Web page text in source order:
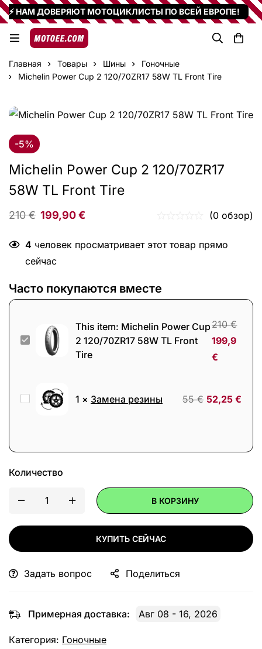
⚡ НАМ ДОВЕРЯЮТ МОТОЦИКЛИСТЫ ПО ВСЕЙ ЕВРОПЕ!
Главная Товары Шины
Гоночные
Michelin Power Cup 2 120/70ZR17 58W TL Front Tire
-5%
Michelin Power Cup 2 120/70ZR17
58W TL Front Tire
210€ 199,90€ (0 обзор)
4 человек просматривает этот товар прямо
сейчас
Часто покупаются вместе
Michelin
Power
120/70ZR17
Front
Tire
This item: Michelin Power Cup
2 120/70ZR17 58W TL Front
Tire
210€
199,9
€
Замена
1 × Замена резины 55€ 52,25 €
Количество
В КОРЗИНУ
КУПИТЬ СЕЙЧАС
Задать вопрос Поделиться
Примерная доставка: Авг 08 - 16, 2026
Категория: Гоночные